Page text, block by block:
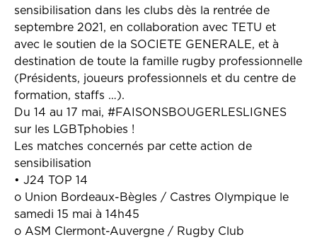
sensibilisation dans les clubs dès la rentrée de
septembre 2021, en collaboration avec TETU et
avec le soutien de la SOCIETE GENERALE, et à
destination de toute la famille rugby professionnelle
(Présidents, joueurs professionnels et du centre de
formation, staffs …).
Du 14 au 17 mai, #FAISONSBOUGERLESLIGNES
sur les LGBTphobies !
Les matches concernés par cette action de
sensibilisation
• J24 TOP 14
o Union Bordeaux-Bègles / Castres Olympique le
samedi 15 mai à 14h45
o ASM Clermont-Auvergne / Rugby Club